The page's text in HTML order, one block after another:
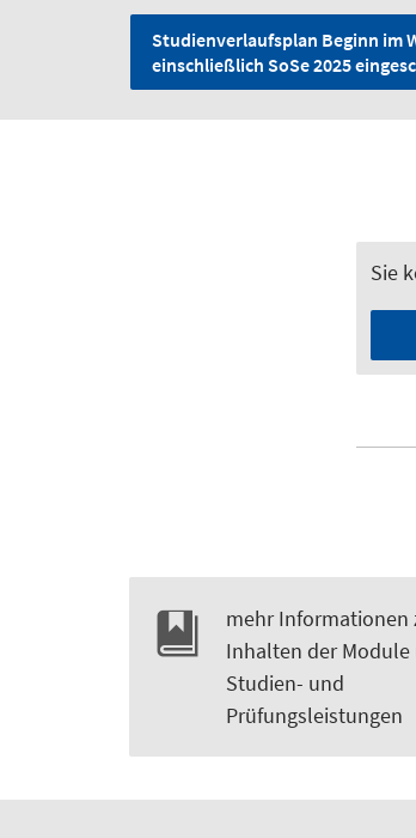
Studienverlaufsplan Beginn im
einschließlich SoSe 2025
Sie
mehr Informationen
Inhalten der Module
Studien- und
Prüfungsleistungen